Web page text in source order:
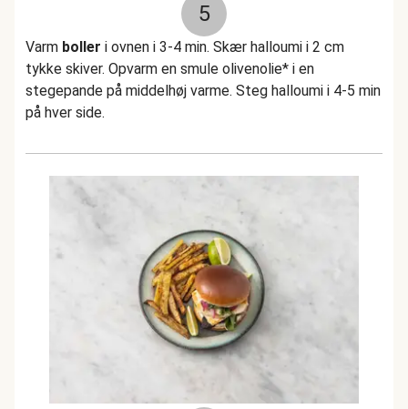
5
Varm boller i ovnen i 3-4 min. Skær halloumi i 2 cm
tykke skiver. Opvarm en smule olivenolie* i en
stegepande på middelhøj varme. Steg halloumi i 4-5 min
på hver side.